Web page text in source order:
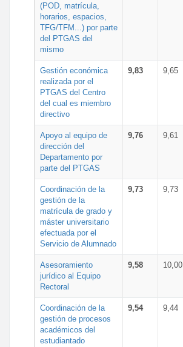
(POD, matrícula,
horarios, espacios,
TFG/TFM...) por parte
del PTGAS del
mismo
Gestión económica
realizada por el
PTGAS del Centro
del cual es miembro
directivo
9,83 9,65
Apoyo al equipo de
dirección del
Departamento por
parte del PTGAS
9,76 9,61
Coordinación de la
gestión de la
matrícula de grado y
máster universitario
efectuada por el
Servicio de Alumnado
9,73 9,73
Asesoramiento
jurídico al Equipo
Rectoral
9,58 10,00
Coordinación de la
gestión de procesos
académicos del
estudiantado
9,54 9,44